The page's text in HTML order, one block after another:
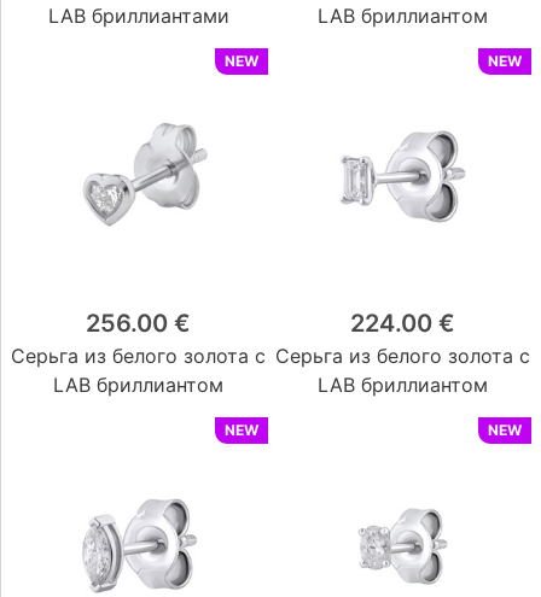
LAB бриллиантами
LAB бриллиантом
NEW
256.00 €
Серьга из белого золота с
LAB бриллиантом
NEW
224.00 €
Серьга из белого золота с
LAB бриллиантом
NEW NEW